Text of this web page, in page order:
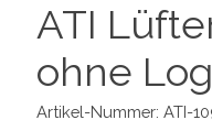
ATI
ohne
Artikel-Nummer: ATI-